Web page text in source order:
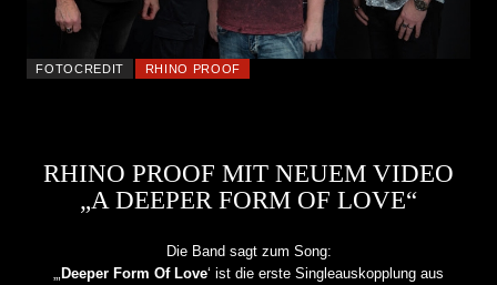
FOTOCREDIT RHINO PROOF
RHINO PROOF MIT NEUEM VIDEO
„A DEEPER FORM OF LOVE“
Die Band sagt zum Song:
Deeper Form Of Love‘ ist die erste Singleauskopplung aus